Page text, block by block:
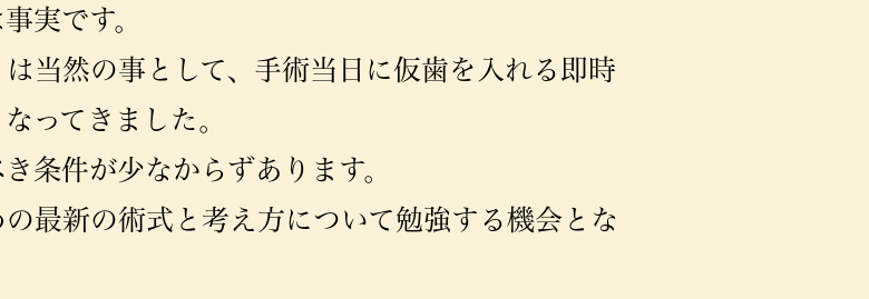
実です。
当然の事として、手術当日に仮歯を入れる即時
ってきました。
条件が少なからずあります。
最新の術式と考え方について勉強する機会とな